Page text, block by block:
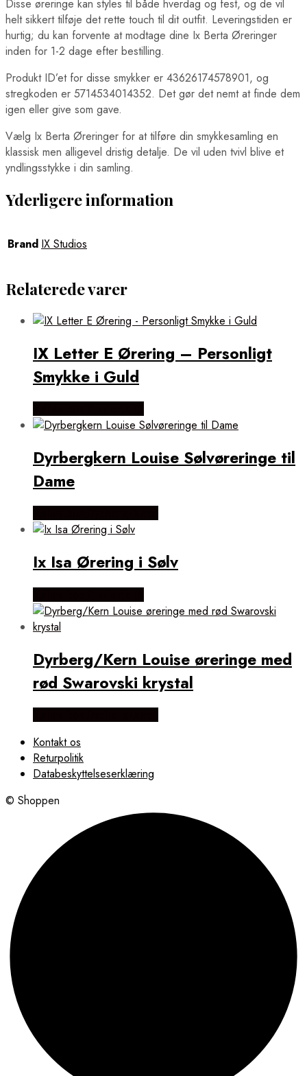
Disse øreringe kan styles til både hverdag og fest, og de vil
helt sikkert tilføje det rette touch til dit outfit. Leveringstiden er
hurtig; du kan forvente at modtage dine Ix Berta Øreringer
inden for 1-2 dage efter bestilling.
Produkt ID’et for disse smykker er 43626174578901, og
stregkoden er 5714534014352. Det gør det nemt at finde dem
igen eller give som gave.
Vælg Ix Berta Øreringer for at tilføre din smykkesamling en
klassisk men alligevel dristig detalje. De vil uden tvivl blive et
yndlingsstykke i din samling.
Yderligere information
Brand IX Studios
Relaterede varer
IX Letter E Ørering – Personligt
Smykke i Guld
Dyrbergkern Louise Sølvøreringe til
Dame
Ix Isa Ørering i Sølv
Dyrberg/Kern Louise øreringe med
rød Swarovski krystal
Kontakt os
Returpolitik
Databeskyttelseserklæring
© Shoppen